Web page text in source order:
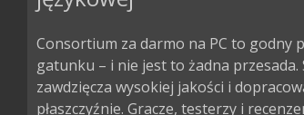
Consortium za darmo na PC to godny
gatunku – i nie jest to żadna przesada.
zawdzięcza wysokiej jakości i
płaszczyźnie. Gracze, testerzy i